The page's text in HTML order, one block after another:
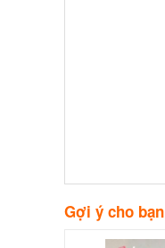
Gợi ý cho bạn